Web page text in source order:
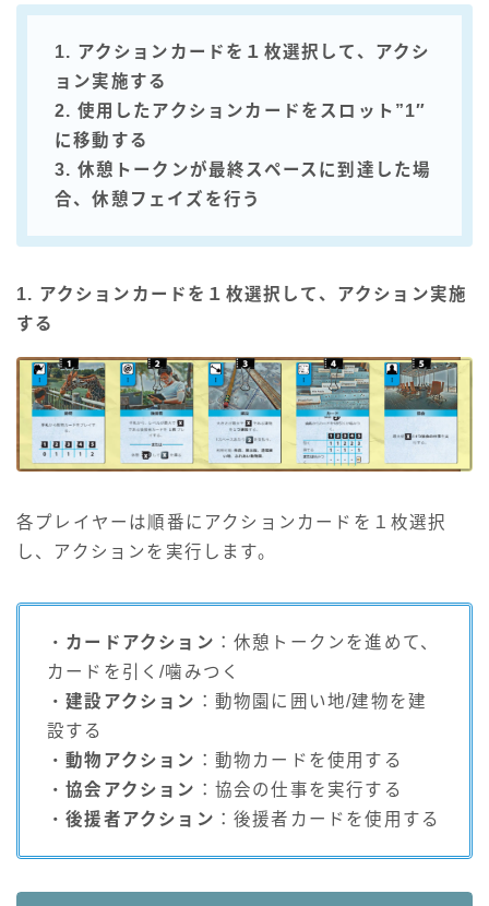
1. アクションカードを１枚選択して、アクシ
ョン実施する
2. 使用したアクションカードをスロット”1″
に移動する
3. 休憩トークンが最終スペースに到達した場
合、休憩フェイズを行う
1. アクションカードを１枚選択して、アクション実施
する
各プレイヤーは順番にアクションカードを１枚選択
し、アクションを実行します。
・ カードアクション ：休憩トークンを進めて、
カードを引く/噛みつく
・建設アクション ：動物園に囲い地/建物を建
設する
・動物アクション ：動物カードを使用する
・協会アクション ：協会の仕事を実行する
・後援者アクション ：後援者カードを使用する